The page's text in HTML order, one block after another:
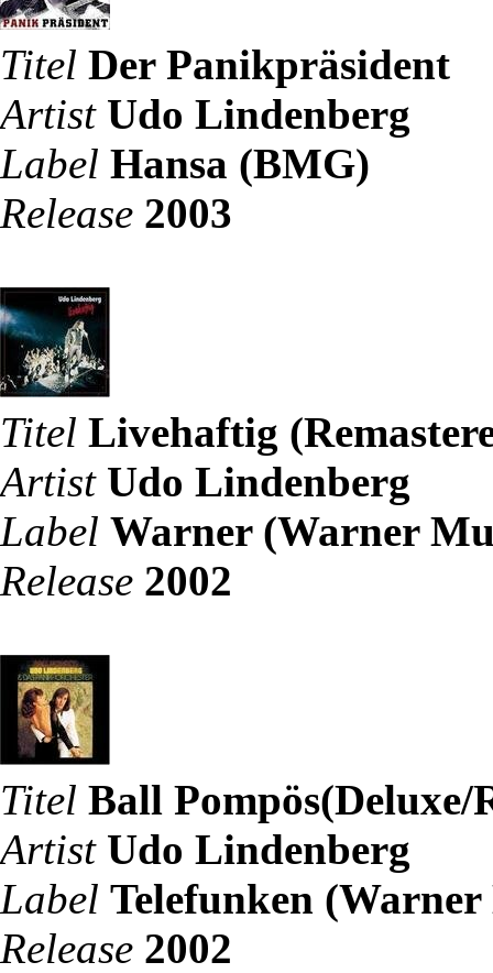
Titel Der Panikpräsident
Artist Udo Lindenberg
Label Hansa (BMG)
Release 2003
Titel Livehaftig
Artist Udo Lindenberg
Label Warner (Warner
Release 2002
Titel Ball Pompös(Deluxe/
Artist Udo Lindenberg
Label Telefunken
Release 2002